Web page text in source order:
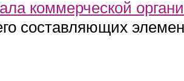
коммерческой
составляющих